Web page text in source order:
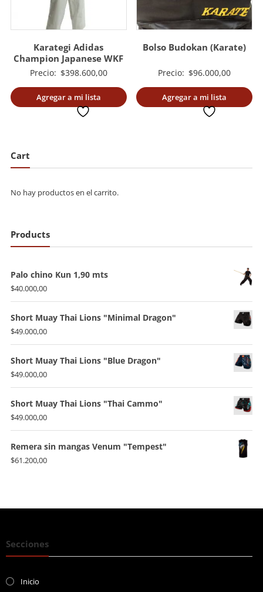
Karategi Adidas
Champion Japanese WKF
Precio: $398.600,00
Agregar a mi lista
Bolso Budokan (Karate)
Precio: $96.000,00
Agregar a mi lista
Cart
No hay productos en el carrito.
Products
Palo chino Kun 1,90 mts
$40.000,00
Short Muay Thai Lions "Minimal Dragon"
$49.000,00
Short Muay Thai Lions "Blue Dragon"
$49.000,00
Short Muay Thai Lions "Thai Cammo"
$49.000,00
Remera sin mangas Venum "Tempest"
$61.200,00
Secciones
Inicio